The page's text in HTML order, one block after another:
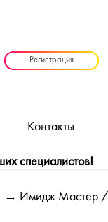
Регистрация
Контакты
специалистов!
→ Имидж Мастер /